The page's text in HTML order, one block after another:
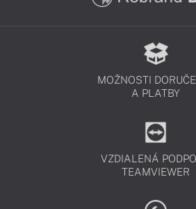
MOŽNOSTI
A PLATBY
VZDIALENÁ
TEAMVIEWER